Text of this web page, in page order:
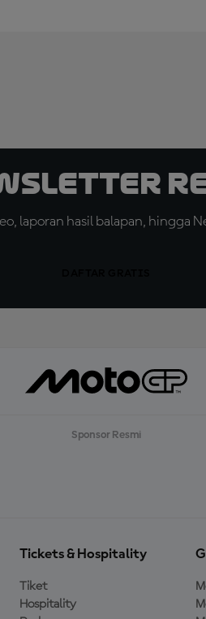
laporan hasil balapan, hingga
Sponsor Resmi
Tickets & Hospitality
Tiket
Hospitality